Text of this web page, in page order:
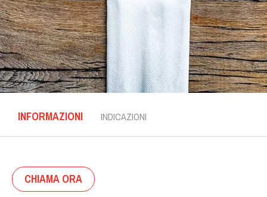
INFORMAZIONI INDICAZIONI
CHIAMA ORA